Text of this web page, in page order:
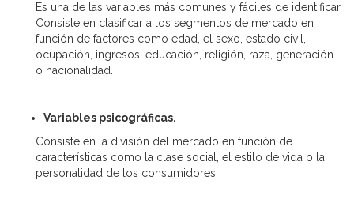
Es una de las variables más comunes y fáciles de identificar.
Consiste en clasificar a los segmentos de mercado en
función de factores como edad, el sexo, estado civil,
ocupación, ingresos, educación, religión, raza, generación
o nacionalidad.
Variables psicográficas.
Consiste en la división del mercado en función de
características como la clase social, el estilo de vida o la
personalidad de los consumidores.